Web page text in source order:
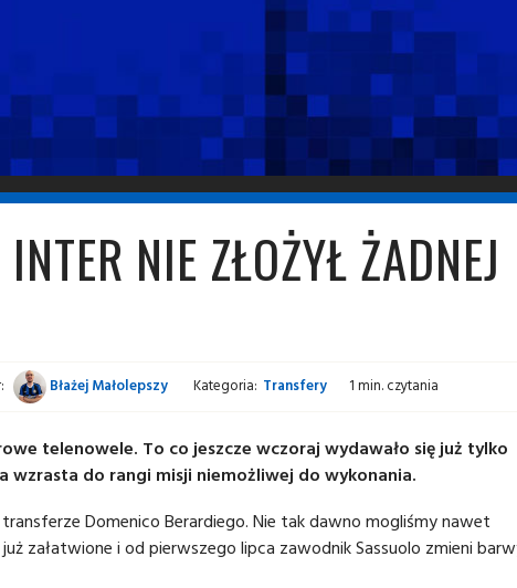
NIE ZŁOŻYŁ ŻADNEJ
Błażej Małolepszy Kategoria: Transfery 1 min. czytania
telenowele. To co jeszcze wczoraj wydawało się już tylko
wzrasta do rangi misji niemożliwej do wykonania.
Domenico Berardiego. Nie tak dawno mogliśmy nawet
załatwione i od pierwszego lipca zawodnik Sassuolo zmieni